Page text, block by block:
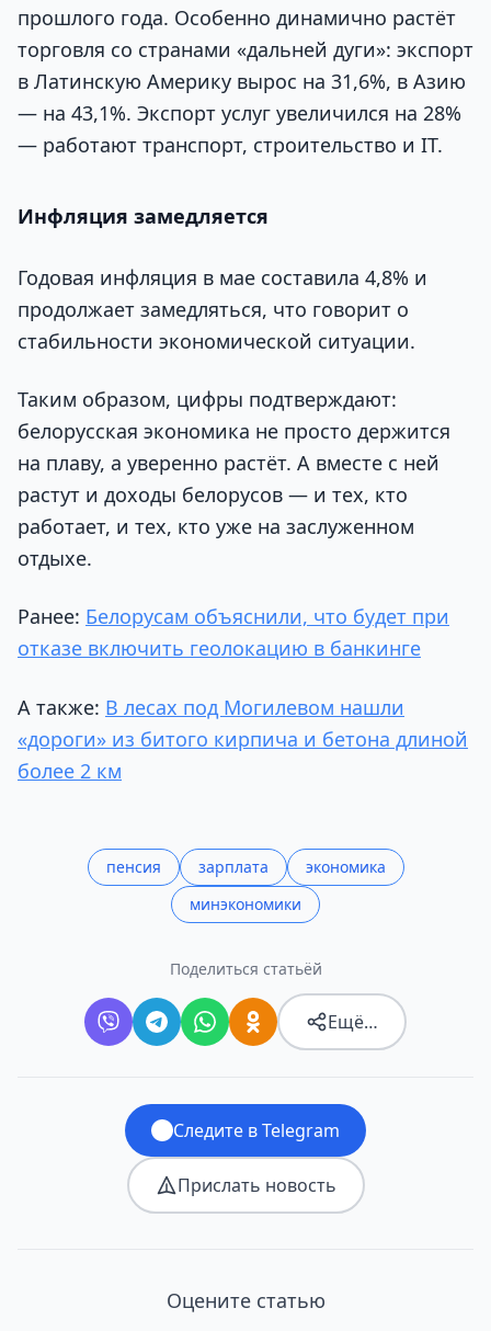
прошлого года. Особенно динамично растёт
торговля со странами «дальней дуги»: экспорт
в Латинскую Америку вырос на 31,6%, в Азию
— на 43,1%. Экспорт услуг увеличился на 28%
— работают транспорт, строительство и IT.
Инфляция замедляется
Годовая инфляция в мае составила 4,8% и
продолжает замедляться, что говорит о
стабильности экономической ситуации.
Таким образом, цифры подтверждают:
белорусская экономика не просто держится
на плаву, а уверенно растёт. А вместе с ней
растут и доходы белорусов — и тех, кто
работает, и тех, кто уже на заслуженном
отдыхе.
Ранее: Белорусам объяснили, что будет при
отказе включить геолокацию в банкинге
А также: В лесах под Могилевом нашли
«дороги» из битого кирпича и бетона длиной
более 2 км
пенсия зарплата
экономика
минэкономики
Поделиться статьёй
Ещё…
Следите в Telegram
Прислать новость
Оцените статью